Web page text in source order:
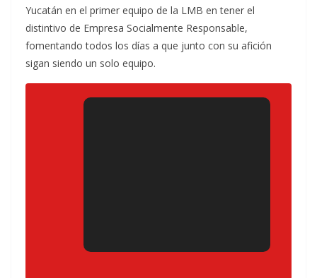
Yucatán en el primer equipo de la LMB en tener el
distintivo de Empresa Socialmente Responsable,
fomentando todos los días a que junto con su afición
sigan siendo un solo equipo.